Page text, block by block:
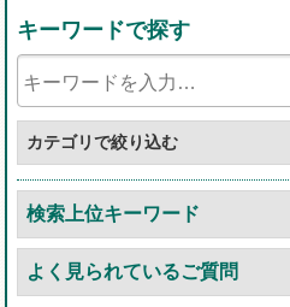
キーワードで探す
カテゴリで絞り込む
検索上位キーワード
よく見られているご質問